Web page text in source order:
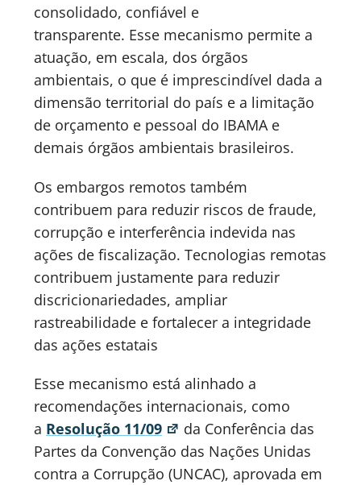
consolidado, confiável e
transparente. Esse mecanismo permite a
atuação, em escala, dos órgãos
ambientais, o que é imprescindível dada a
dimensão territorial do país e a limitação
de orçamento e pessoal do IBAMA e
demais órgãos ambientais brasileiros.
Os embargos remotos também
contribuem para reduzir riscos de fraude,
corrupção e interferência indevida nas
ações de fiscalização. Tecnologias remotas
contribuem justamente para reduzir
discricionariedades, ampliar
rastreabilidade e fortalecer a integridade
das ações estatais
Esse mecanismo está alinhado a
recomendações internacionais, como
a Resolução 11/09
da Conferência das
Partes da Convenção das Nações Unidas
contra a Corrupção (UNCAC), aprovada em